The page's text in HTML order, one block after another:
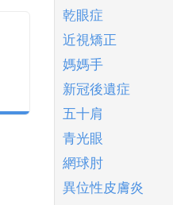
乾眼症
近視矯正
媽媽手
新冠後遺症
五十肩
青光眼
網球肘
異位性皮膚炎